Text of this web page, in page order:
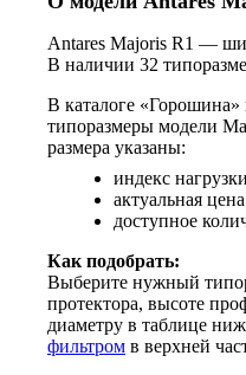
Antares Majoris R1 —
В наличии 32
В каталоге «Горошина»
типоразмеры модели
размера указаны:
индекс
актуальная цена
доступное
Как подобрать:
Выберите нужный
протектора, высоте
диаметру в таблице
фильтром в верхней